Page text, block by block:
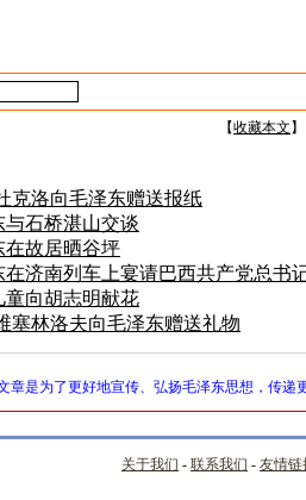
【收藏本文
克洛向毛泽东赠送报纸
与石桥湛山交谈
在故居晒谷坪
在济南列车上宴请巴西共产党总书
童向胡志明献花
塞林洛夫向毛泽东赠送礼物
章是为了更好地宣传、弘扬毛泽东思想，传递
关于我们 - 联系我们 - 友情链